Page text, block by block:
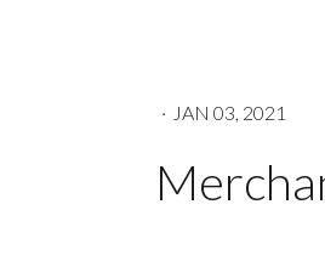
· JAN 03, 2021